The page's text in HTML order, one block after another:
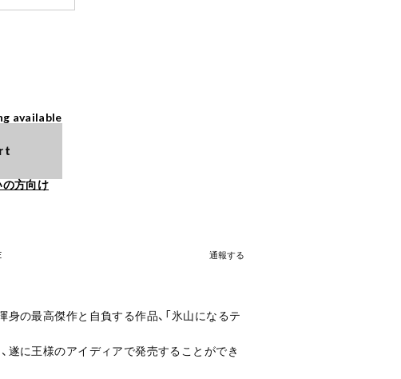
available
の方向け
通報する
身の最高傑作と自負する作品、「氷山になるテ
遂に王様のアイディアで発売することができ